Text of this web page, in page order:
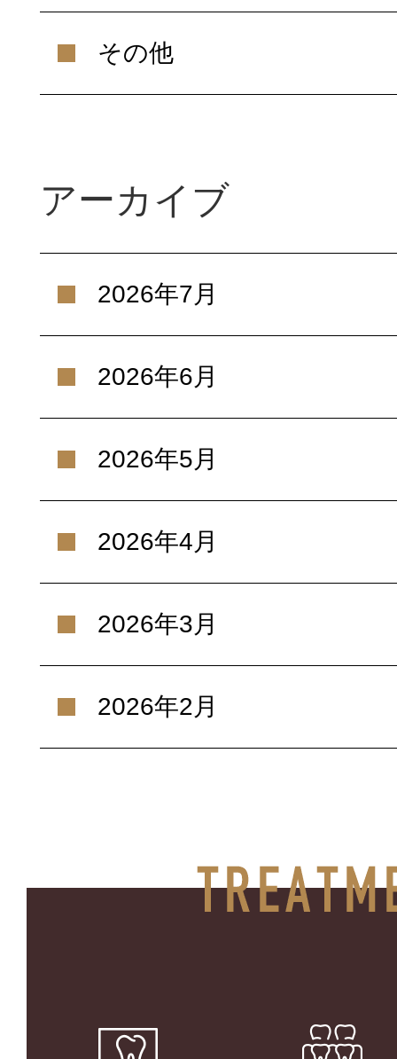
その他
アーカイブ
2026年7月
2026年6月
2026年5月
2026年4月
2026年3月
2026年2月